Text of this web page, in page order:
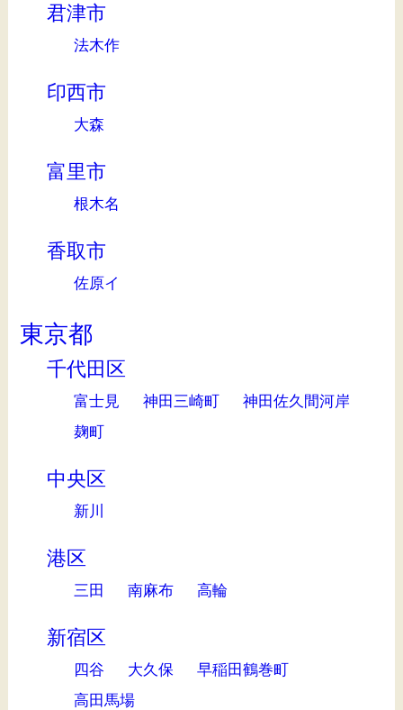
君津市
法木作
印西市
大森
富里市
根木名
香取市
佐原イ
東京都
千代田区
富士見 神田三崎町
神田佐久間河岸
麹町
中央区
新川
港区
三田 南麻布 高輪
新宿区
四谷 大久保
早稲田鶴巻町
高田馬場